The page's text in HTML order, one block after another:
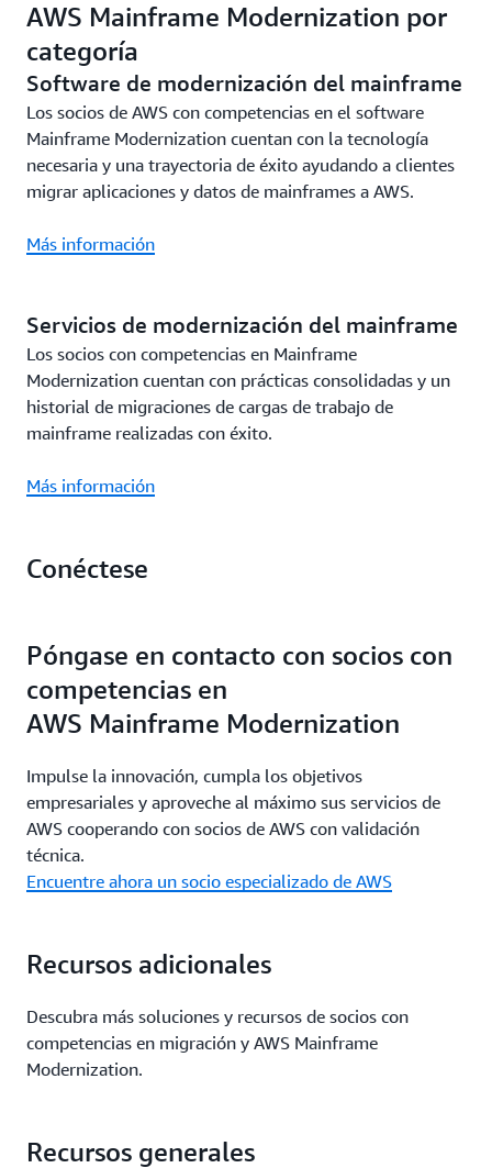
AWS Mainframe Modernization por
categoría
Software de modernización del mainframe
Los socios de AWS con competencias en el software
Mainframe Modernization cuentan con la tecnología
necesaria y una trayectoria de éxito ayudando a clientes
migrar aplicaciones y datos de mainframes a AWS.
Más información
Servicios de modernización del mainframe
Los socios con competencias en Mainframe
Modernization cuentan con prácticas consolidadas y un
historial de migraciones de cargas de trabajo de
mainframe realizadas con éxito.
Más información
Conéctese
Póngase en contacto con socios con
competencias en
AWS Mainframe Modernization
Impulse la innovación, cumpla los objetivos
empresariales y aproveche al máximo sus servicios de
AWS cooperando con socios de AWS con validación
técnica.
Encuentre ahora un socio especializado de AWS
Recursos adicionales
Descubra más soluciones y recursos de socios con
competencias en migración y AWS Mainframe
Modernization.
Recursos generales